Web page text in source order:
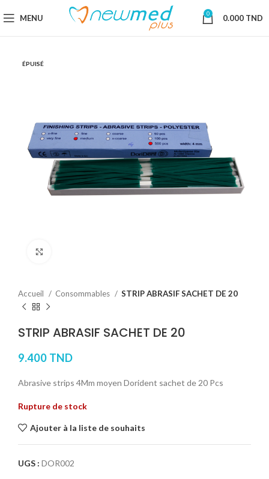
MENU 0 0.000 TND
ÉPUISÉ
Accueil Consommables STRIP ABRASIF SACHET DE 20
STRIP ABRASIF SACHET DE 20
9.400 TND
Abrasive strips 4Mm moyen Dorident sachet de 20 Pcs
Rupture de stock
Ajouter à la liste de souhaits
UGS : DOR002